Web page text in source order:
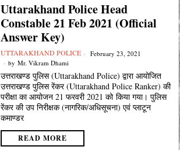
Uttarakhand Police Head
Constable 21 Feb 2021 (Official
Answer Key)
UTTARAKHAND POLICE
February 23, 2021
by Mr. Vikram Dhami
उत्तराखण्ड पुलिस (Uttarakhand Police) द्वारा आयोजित
उत्तराखण्ड पुलिस रेंकर (Uttarakhand Police Ranker) की
परीक्षा का आयोजन 21 फरवरी 2021 को किया गया। पुलिस
रेंकर की उप निरीक्षक (नागरिक/अधिसूचना) एवं प्लाटून
कमाण्डर
READ MORE